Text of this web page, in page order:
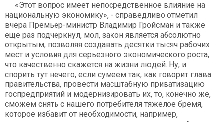
«Этот вопрос имеет непосредственное влияние на
национальную экономику», - справедливо отметил
вчера Премьер-министр Владимир Гройсман и также
еще раз подчеркнул, мол, закон является абсолютно
открытым, позволяя создавать десятки тысяч рабочих
мест и условия для серьезного экономического роста,
что качественно скажется на жизни людей. Ну, и
спорить тут нечего, если сумеем так, как говорит глава
правительства, провести масштабную приватизацию
госпредприятий и модернизировать их, то, конечно же,
сможем снять с нашего потребителя тяжелое бремя,
которое избавит от необходимости, например,